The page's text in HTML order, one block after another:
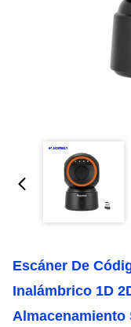
Escáner De
Inalámbrico 1D
Almacenamiento